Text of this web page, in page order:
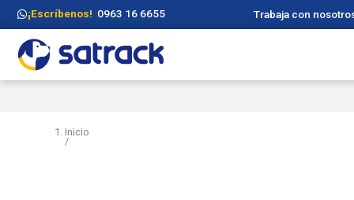
¡Escríbenos! 0963 16 6655 Trabaja con
Inicio